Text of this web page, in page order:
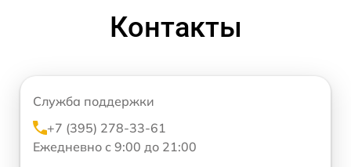
Контакты
Служба поддержки
+7 (395) 278-33-61
Ежедневно с 9:00 до 21:00